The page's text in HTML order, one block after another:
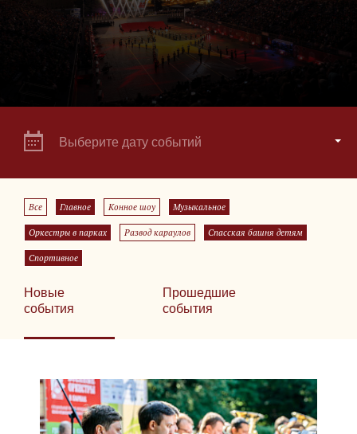
Выберите дату событий
Все Главное Конное шоу Музыкальное
Оркестры в парках Развод караулов Спасская башня детям
Спортивное
Новые
события
Прошедшие
события